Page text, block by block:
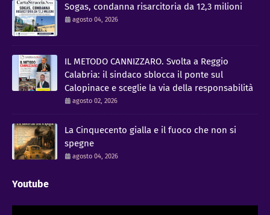
Sogas, condanna risarcitoria da 12,3 milioni
agosto 04, 2026
IL METODO CANNIZZARO​. Svolta a Reggio
Calabria: il sindaco sblocca il ponte sul
Calopinace e sceglie la via della responsabilità
agosto 02, 2026
La Cinquecento gialla e il fuoco che non si
spegne
agosto 04, 2026
Youtube